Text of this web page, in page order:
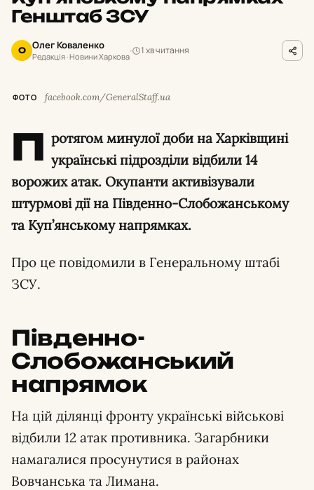
Генштаб ЗСУ
О Олег Коваленко
Редакція · Новини Харкова
1 хв читання
ФОТО facebook.com/GeneralStaff.ua
П ротягом минулої доби на Харківщині
українські підрозділи відбили 14
ворожих атак. Окупанти активізували
штурмові дії на Південно-Слобожанському
та Куп’янському напрямках.
Про це повідомили в Генеральному штабі
ЗСУ.
Південно-
Слобожанський
напрямок
На цій ділянці фронту українські військові
відбили 12 атак противника. Загарбники
намагалися просунутися в районах
Вовчанська та Лимана.